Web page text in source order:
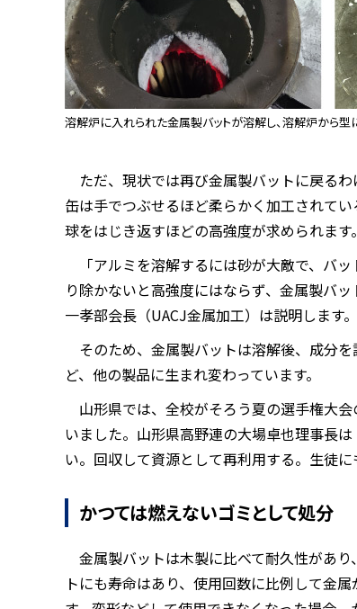
溶解炉に入れられた金属製バットが溶解し、溶解炉から型
ただ、現状では再び金属製バットに戻る
缶は手でつぶせるほど柔らかく加工されて
球をはじき返すほどの高強度が求められます。
「アルミを溶解するには砂が大敵で、バ
り除かないと高強度にはならず、金属製バ
一孝部会長（UACJ金属加工）は説明します。
そのため、金属製バットは溶解後、成分
ど、他の製品に生まれ変わっています。
山形県では、全校がそろう夏の選手権大
いました。山形県高野連の大場卓也理事長
い。回収して資源として再利用する。生徒
かつては燃えないゴミとして処分
金属製バットは木製に比べて耐久性があ
トにも寿命はあり、使用回数に比例して金